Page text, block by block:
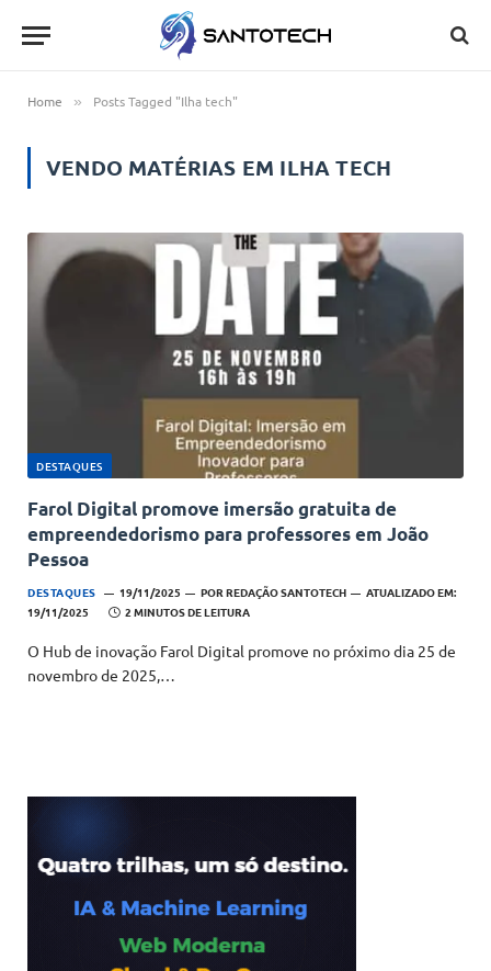
Home » Posts Tagged "Ilha tech"
VENDO MATÉRIAS EM ILHA TECH
DESTAQUES
Farol Digital promove imersão gratuita de
empreendedorismo para professores em João
Pessoa
DESTAQUES 19/11/2025 POR REDAÇÃO SANTOTECH
ATUALIZADO EM:
19/11/2025
2 MINUTOS DE LEITURA
O Hub de inovação Farol Digital promove no próximo dia 25 de
novembro de 2025,…